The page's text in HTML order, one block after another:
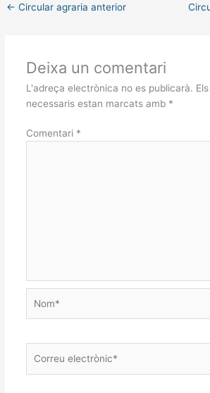
← Circular agraria anterior
Deixa un comentari
L'adreça electrònica no es publicarà.
necessaris estan marcats amb *
Comentari *
electrònic*